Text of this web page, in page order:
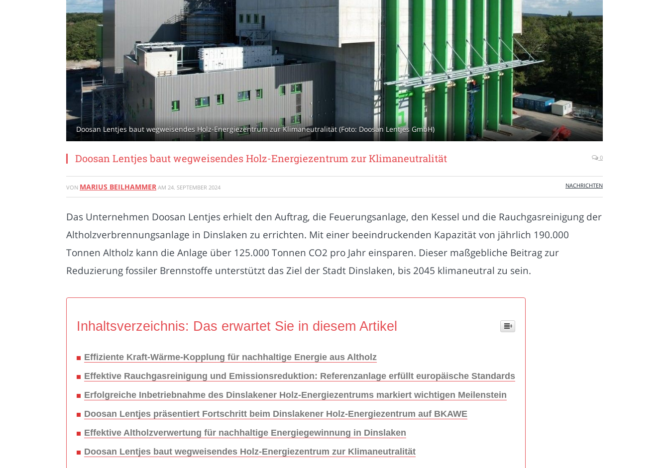
Doosan Lentjes baut wegweisendes Holz-Energiezentrum zur Klimaneutralität (Foto: Doosan Lentjes GmbH)
Doosan Lentjes baut wegweisendes Holz-Energiezentrum zur Klimaneutralität 0
VON MARIUS BEILHAMMER AM 24. SEPTEMBER 2024 NACHRICHTEN
Das Unternehmen Doosan Lentjes erhielt den Auftrag, die Feuerungsanlage, den Kessel und die Rauchgasreinigung der
Altholzverbrennungsanlage in Dinslaken zu errichten. Mit einer beeindruckenden Kapazität von jährlich 190.000
Tonnen Altholz kann die Anlage über 125.000 Tonnen CO2 pro Jahr einsparen. Dieser maßgebliche Beitrag zur
Reduzierung fossiler Brennstoffe unterstützt das Ziel der Stadt Dinslaken, bis 2045 klimaneutral zu sein.
Inhaltsverzeichnis: Das erwartet Sie in diesem Artikel
Effiziente Kraft-Wärme-Kopplung für nachhaltige Energie aus Altholz
Effektive Rauchgasreinigung und Emissionsreduktion: Referenzanlage erfüllt europäische Standards
Erfolgreiche Inbetriebnahme des Dinslakener Holz-Energiezentrums markiert wichtigen Meilenstein
Doosan Lentjes präsentiert Fortschritt beim Dinslakener Holz-Energiezentrum auf BKAWE
Effektive Altholzverwertung für nachhaltige Energiegewinnung in Dinslaken
Doosan Lentjes baut wegweisendes Holz-Energiezentrum zur Klimaneutralität